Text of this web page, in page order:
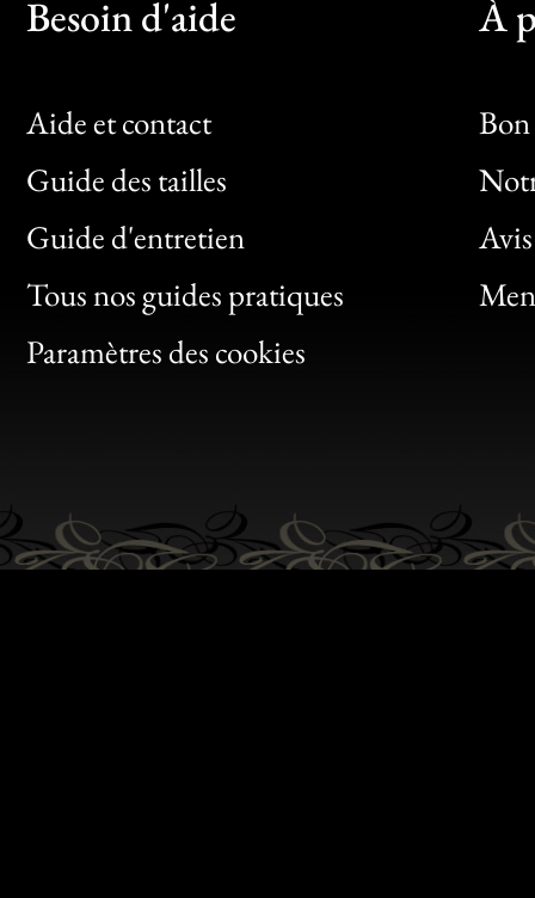
Besoin d'aide
Aide et contact
Guide des tailles
Guide d'entretien
Tous nos guides pratiques
Paramètres des cookies
À
Bon
Clic